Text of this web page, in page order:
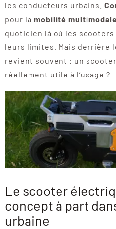
les conducteurs urbains.
pour la mobilité multimodale
quotidien là où les
leurs limites. Mais derrière
revient souvent : un
réellement utile à l’usage ?
Le scooter
concept à part
urbaine